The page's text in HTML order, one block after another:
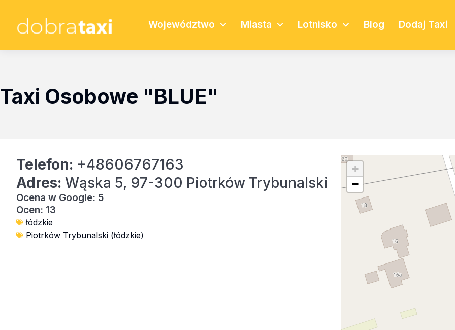
Województwo Miasta Lotnisko Blog Dodaj Taxi
Taxi Osobowe "BLUE"
Telefon: +48606767163
Adres: Wąska 5, 97-300 Piotrków Trybunalski
Ocena w Google: 5
Ocen: 13
łódzkie
Piotrków Trybunalski (łódzkie)
+
−